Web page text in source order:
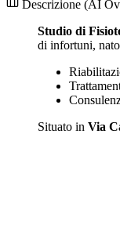
Descrizione (AI
Studio di
di infortuni,
Situato in Via